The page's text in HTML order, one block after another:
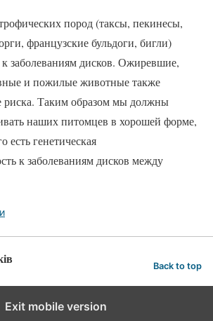
пород (таксы, пекинесы,
французские бульдоги, бигли)
заболеваниям дисков. Ожиревшие,
и пожилые животные также
риска. Таким образом мы должны
наших питомцев в хорошей форме,
есть генетическая
к заболеваниям дисков между
Back to top
Exit mobile version